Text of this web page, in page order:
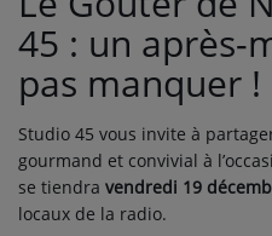
ARTISTES
TOP 10
Participez
ADHÉREZ À STUDIO 45 !
45 : un après-
pas manquer !
Studio 45 vous invite à
gourmand et convivial à
se tiendra vendredi 19
locaux de la radio.